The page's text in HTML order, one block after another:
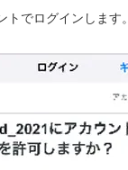
でログインします。